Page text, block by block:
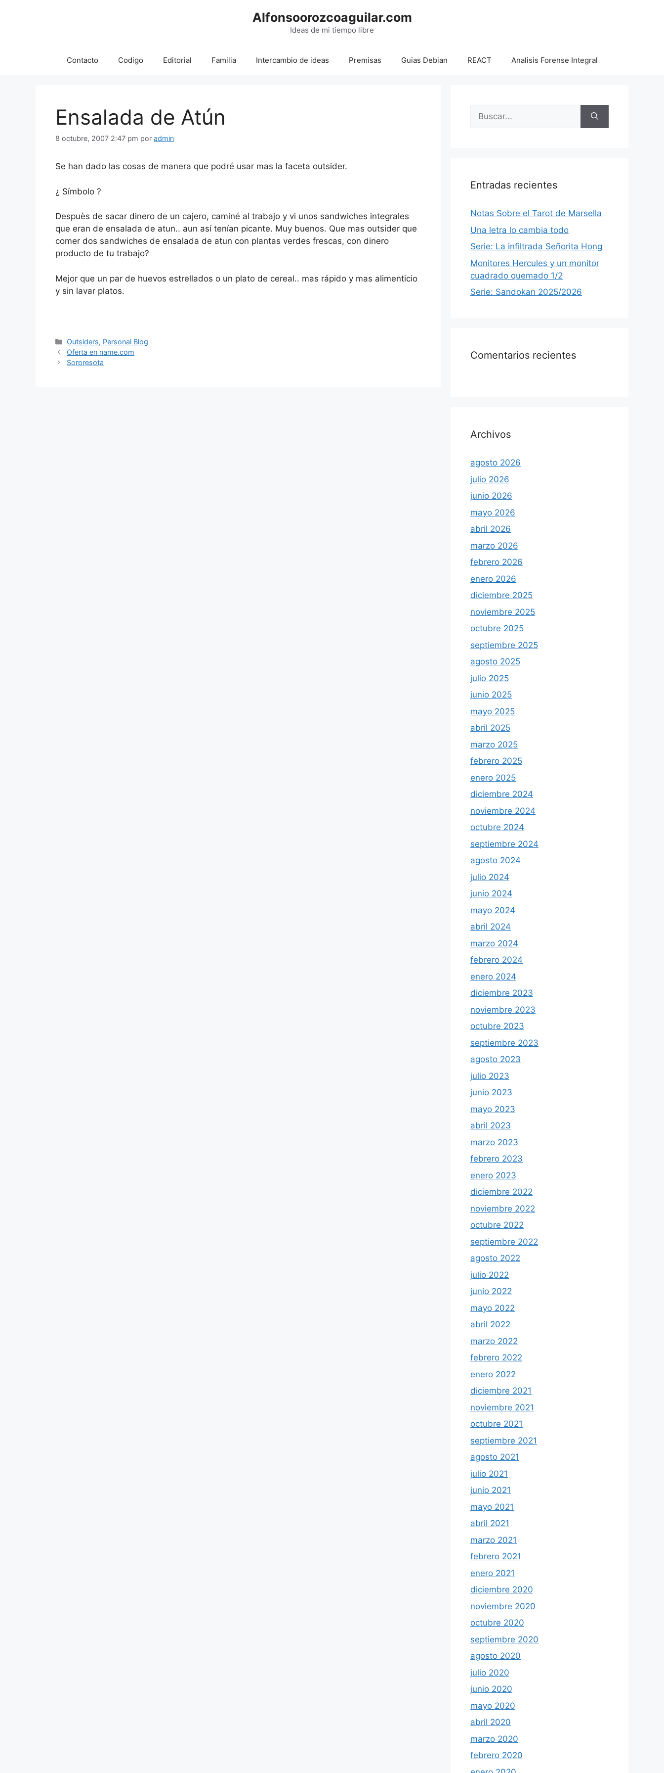
Alfonsoorozcoaguilar.com
Ideas de mi tiempo libre
Contacto Codigo Editorial Familia Intercambio de ideas Premisas Guias Debian REACT Analisis Forense Integral
Ensalada de Atún
8 octubre, 2007 2:47 pm por admin
Se han dado las cosas de manera que podré usar mas la faceta outsider.
¿ Símbolo ?
Despuès de sacar dinero de un cajero, caminé al trabajo y vi unos sandwiches integrales
que eran de ensalada de atun.. aun así tenían picante. Muy buenos. Que mas outsider que
comer dos sandwiches de ensalada de atun con plantas verdes frescas, con dinero
producto de tu trabajo?
Mejor que un par de huevos estrellados o un plato de cereal.. mas rápido y mas alimenticio
y sin lavar platos.
Categorías
Outsiders, Personal Blog
Oferta en name.com
Sorpresota
Buscar:
Entradas recientes
Notas Sobre el Tarot de Marsella
Una letra lo cambia todo
Serie: La infiltrada Señorita Hong
Monitores Hercules y un monitor
cuadrado quemado 1/2
Serie: Sandokan 2025/2026
Comentarios recientes
Archivos
agosto 2026
julio 2026
junio 2026
mayo 2026
abril 2026
marzo 2026
febrero 2026
enero 2026
diciembre 2025
noviembre 2025
octubre 2025
septiembre 2025
agosto 2025
julio 2025
junio 2025
mayo 2025
abril 2025
marzo 2025
febrero 2025
enero 2025
diciembre 2024
noviembre 2024
octubre 2024
septiembre 2024
agosto 2024
julio 2024
junio 2024
mayo 2024
abril 2024
marzo 2024
febrero 2024
enero 2024
diciembre 2023
noviembre 2023
octubre 2023
septiembre 2023
agosto 2023
julio 2023
junio 2023
mayo 2023
abril 2023
marzo 2023
febrero 2023
enero 2023
diciembre 2022
noviembre 2022
octubre 2022
septiembre 2022
agosto 2022
julio 2022
junio 2022
mayo 2022
abril 2022
marzo 2022
febrero 2022
enero 2022
diciembre 2021
noviembre 2021
octubre 2021
septiembre 2021
agosto 2021
julio 2021
junio 2021
mayo 2021
abril 2021
marzo 2021
febrero 2021
enero 2021
diciembre 2020
noviembre 2020
octubre 2020
septiembre 2020
agosto 2020
julio 2020
junio 2020
mayo 2020
abril 2020
marzo 2020
febrero 2020